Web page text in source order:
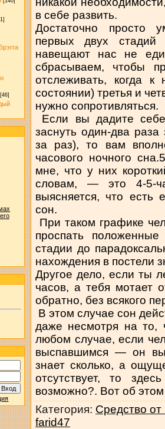
[46]
в себе развить.
Достаточно просто
первых двух стадий
навещают нас не
сбрасываем, чтобы
отслеживать, когда
состоянии) третья и
нужно сопротивляться.
Если вы дадите
заснуть один-два
за раз), то вам
часового ночного
мне, что у них
словам, — это 4-5-
выясняется, что есть
сон.
При таком графике
проспать
стадии до
нахождения в постели
Другое дело, если ты
часов, а тебя мотает
обратно, без всякого
В этом случае сон
даже несмотря на то,
любом случае, если
выспавшимся — он
знает сколько, а
отсутствует, то
возможно?. Вот об
Категория: Средство
farid47